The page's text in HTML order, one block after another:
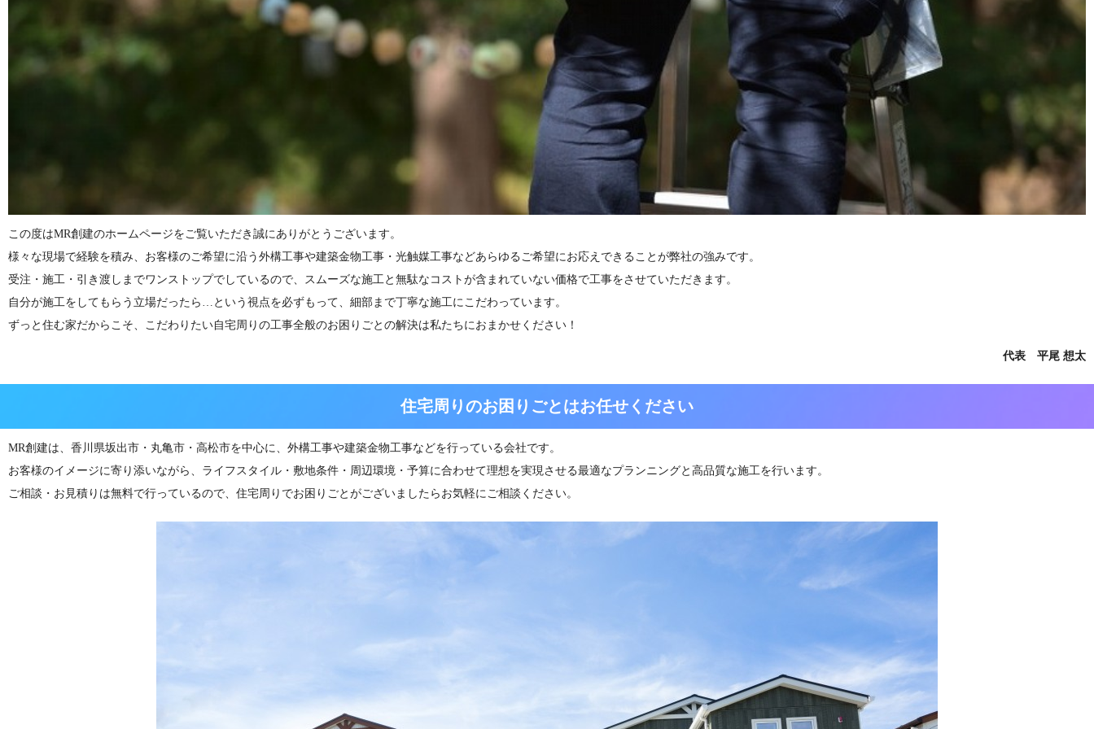
この度はMR創建のホームページをご覧いただき誠にありがとうございます。
様々な現場で経験を積み、お客様のご希望に沿う外構工事や建築金物工事・光触媒工事などあらゆるご希望にお応えできることが弊社の強みです。
受注・施工・引き渡しまでワンストップでしているので、スムーズな施工と無駄なコストが含まれていない価格で工事をさせていただきます。
自分が施工をしてもらう立場だったら…という視点を必ずもって、細部まで丁寧な施工にこだわっています。
ずっと住む家だからこそ、こだわりたい自宅周りの工事全般のお困りごとの解決は私たちにおまかせください！
代表 平尾 想太
住宅周りのお困りごとはお任せください
MR創建は、香川県坂出市・丸亀市・高松市を中心に、外構工事や建築金物工事などを行っている会社です。
お客様のイメージに寄り添いながら、ライフスタイル・敷地条件・周辺環境・予算に合わせて理想を実現させる最適なプランニングと高品質な施工を行います。
ご相談・お見積りは無料で行っているので、住宅周りでお困りごとがございましたらお気軽にご相談ください。